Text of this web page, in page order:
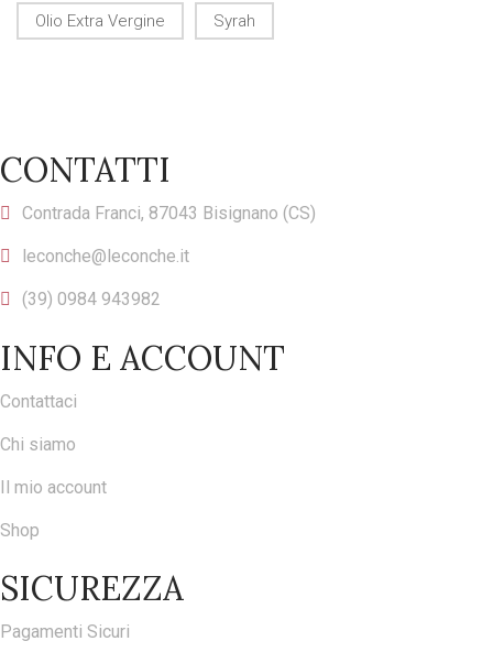
Olio Extra Vergine Syrah
CONTATTI
Contrada Franci, 87043 Bisignano (CS)
leconche@leconche.it
(39) 0984 943982
INFO E ACCOUNT
Contattaci
Chi siamo
Il mio account
Shop
SICUREZZA
Pagamenti Sicuri